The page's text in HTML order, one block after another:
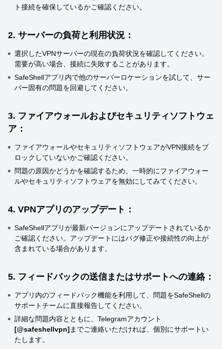
ト接続を確保しているかご確認ください。
2. サーバーの負荷と利用状況：
選択したVPNサーバーの現在の負荷状況を確認してください。
需要が高い場合、接続に失敗することがあります。
SafeShellアプリ内で他のサーバーロケーションを試して、サー
バー固有の問題を回避してください。
3. ファイアウォールおよびセキュリティソフトウェ
ア：
ファイアウォールやセキュリティソフトウェアがVPN接続をブ
ロックしていないかご確認ください。
問題の原因かどうかを確認するため、一時的にファイアウォー
ルやセキュリティソフトウェアを無効にしてみてください。
4. VPNアプリのアップデート：
SafeShellアプリが最新バージョンにアップデートされているか
ご確認ください。アップデートにはバグ修正や接続性の向上が
含まれている場合があります。
5. フィードバックの送信またはサポートへの連絡：
アプリ内のフィードバック機能を利用して、問題をSafeShellの
サポートチームに直接報告してください。
詳細な問題内容とともに、Telegramアカウント
[@safeshellvpn] までご連絡いただければ、個別にサポートい
たします。